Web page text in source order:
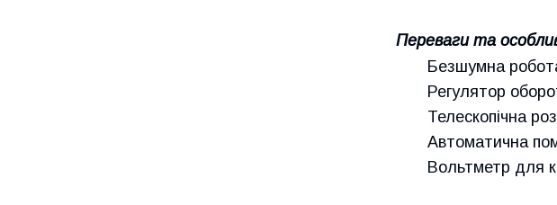
Переваги та
Безшумна
Регулятор
Телескопічна
Автоматична
Вольтметр для